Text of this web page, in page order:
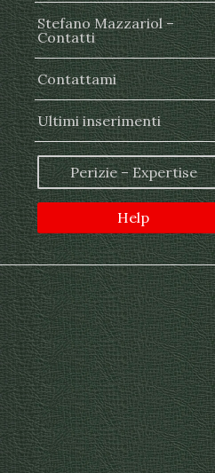
Stefano Mazzariol –
Contatti
Contattami
Ultimi inserimenti
Perizie – Expertise
Help